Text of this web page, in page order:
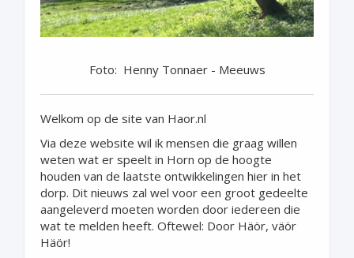
Foto: Henny Tonnaer - Meeuws
Welkom op de site van Haor.nl
Via deze website wil ik mensen die graag willen
weten wat er speelt in Horn op de hoogte
houden van de laatste ontwikkelingen hier in het
dorp. Dit nieuws zal wel voor een groot gedeelte
aangeleverd moeten worden door iedereen die
wat te melden heeft. Oftewel: Door Häör, väör
Häör!